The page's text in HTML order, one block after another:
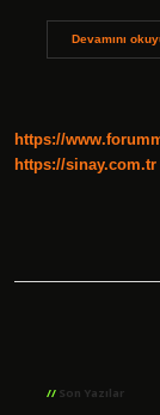
Devamını
https://
https://sinay.com.tr
Son Yazılar